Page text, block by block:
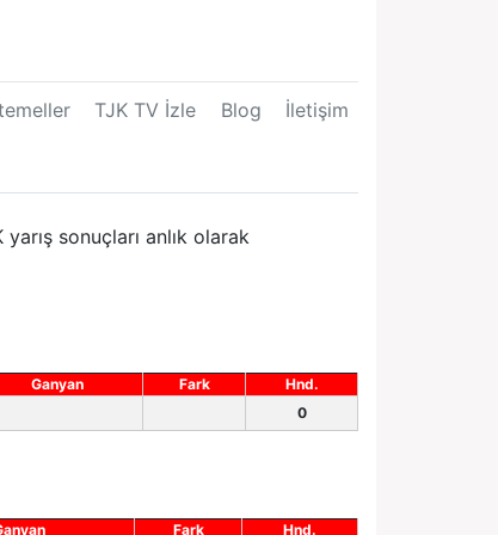
TJK TV İzle Blog İletişim
sonuçları anlık olarak
Ganyan Fark
Hnd.
0
Fark
Hnd.